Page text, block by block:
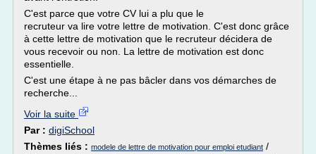
C'est parce que votre CV lui a plu que le
recruteur va lire votre lettre de motivation. C'est donc grâce
à cette lettre de motivation que le recruteur décidera de
vous recevoir ou non. La lettre de motivation est donc
essentielle.
C'est une étape à ne pas bâcler dans vos démarches de
recherche...
Voir la suite
Par : digiSchool
Thèmes liés : modele de lettre de motivation pour emploi etudiant /